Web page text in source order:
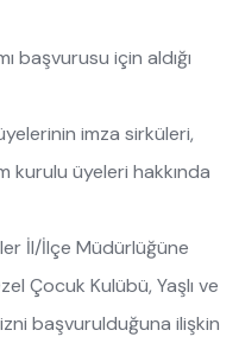
başvurusu için aldığı
imza sirküleri,
üyeleri hakkında
İl/İlçe Müdürlüğüne
Çocuk Kulübü, Yaşlı ve
başvurulduğuna ilişkin